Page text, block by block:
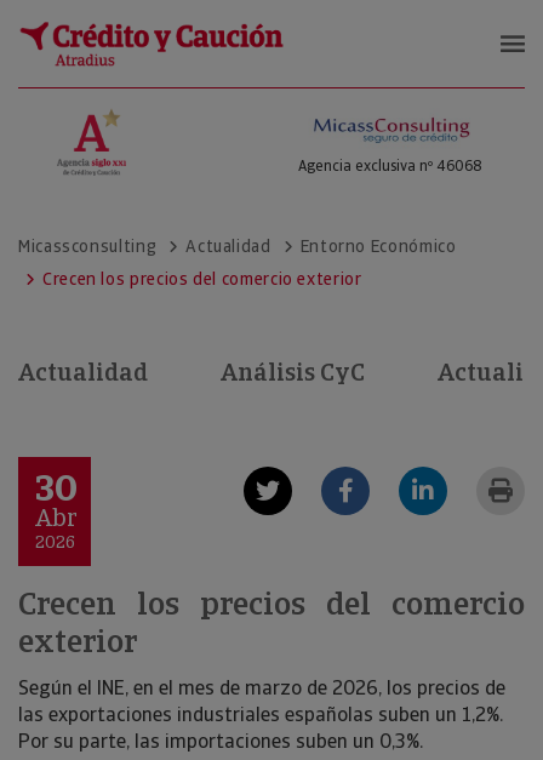
Micass Consulting
Agencia exclusiva nº 46068
Micassconsulting Actualidad
Entorno Económico
Crecen los precios del comercio exterior
Actualidad Análisis CyC
30
Abr
2026
Crecen los precios del comercio
exterior
Según el INE, en el mes de marzo de 2026, los precios de
las exportaciones industriales españolas suben un 1,2%.
Por su parte, las importaciones suben un 0,3%.